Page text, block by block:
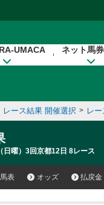
UMACA ネット馬
レース結果 開催選択 > レ
日曜）3回京都12日 8レース
表 オッズ 払戻金